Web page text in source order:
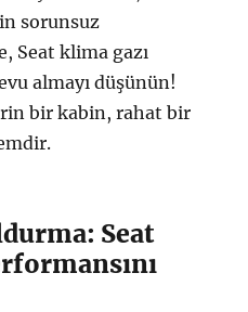
sorunsuz
Seat klima gazı
almayı düşünün!
bir kabin, rahat bir
Seat